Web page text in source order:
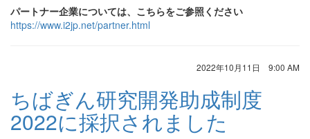
パートナー企業については、こちらをご参照ください
https://www.i2jp.net/partner.html
2022年10月11日 9:00 AM
ちばぎん研究開発助成制度
2022に採択されました